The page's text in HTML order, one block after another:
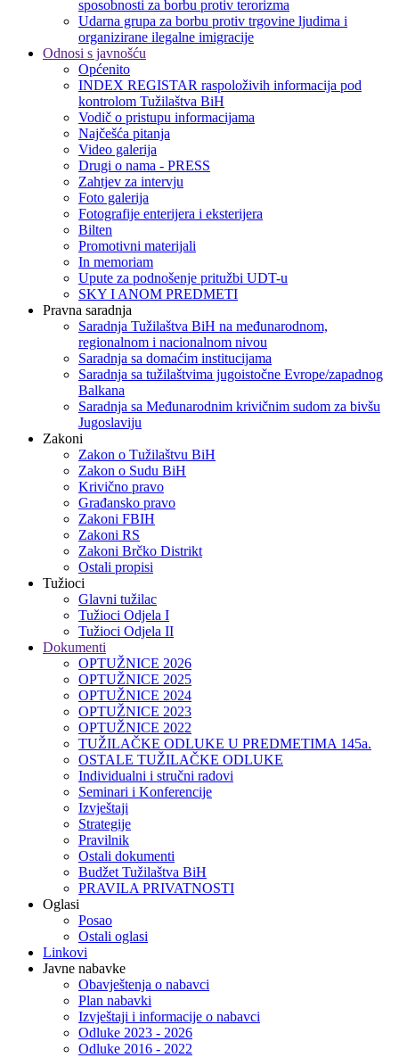
sposobnosti za borbu protiv terorizma
Udarna grupa za borbu protiv trgovine ljudima i
organizirane ilegalne imigracije
Odnosi s javnošću
Općenito
INDEX REGISTAR raspoloživih informacija pod
kontrolom Tužilaštva BiH
Vodič o pristupu informacijama
Najčešća pitanja
Video galerija
Drugi o nama - PRESS
Zahtjev za intervju
Foto galerija
Fotografije enterijera i eksterijera
Bilten
Promotivni materijali
In memoriam
Upute za podnošenje pritužbi UDT-u
SKY I ANOM PREDMETI
Pravna saradnja
Saradnja Tužilaštva BiH na međunarodnom,
regionalnom i nacionalnom nivou
Saradnja sa domaćim institucijama
Saradnja sa tužilaštvima jugoistočne Evrope/zapadnog
Balkana
Saradnja sa Međunarodnim krivičnim sudom za bivšu
Jugoslaviju
Zakoni
Zakon o Тužilaštvu BiH
Zakon o Sudu BiH
Krivično pravo
Građansko pravo
Zakoni FBIH
Zakoni RS
Zakoni Brčko Distrikt
Ostali propisi
Tužioci
Glavni tužilac
Tužioci Odjela I
Tužioci Odjela II
Dokumenti
OPTUŽNICE 2026
OPTUŽNICE 2025
OPTUŽNICE 2024
OPTUŽNICE 2023
OPTUŽNICE 2022
TUŽILAČKE ODLUKE U PREDMETIMA 145a.
OSTALE TUŽILAČKE ODLUKE
Individualni i stručni radovi
Seminari i Konferencije
Izvještaji
Strategije
Pravilnik
Ostali dokumenti
Budžet Tužilaštva BiH
PRAVILA PRIVATNOSTI
Oglasi
Posao
Ostali oglasi
Linkovi
Javne nabavke
Obavještenja o nabavci
Plan nabavki
Izvještaji i informacije o nabavci
Odluke 2023 - 2026
Odluke 2016 - 2022